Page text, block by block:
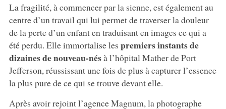
La fragilité, à commencer par la sienne, est également au
centre d’un travail qui lui permet de traverser la douleur
de la perte d’un enfant en traduisant en images ce qui a
été perdu. Elle immortalise les premiers instants de
dizaines de nouveau-nésà l’hôpital Mather de Port
Jefferson, réussissant une fois de plus à capturer l’essence
la plus pure de ce qui se trouve devant elle.
Après avoir rejoint l’agence Magnum, la photographe